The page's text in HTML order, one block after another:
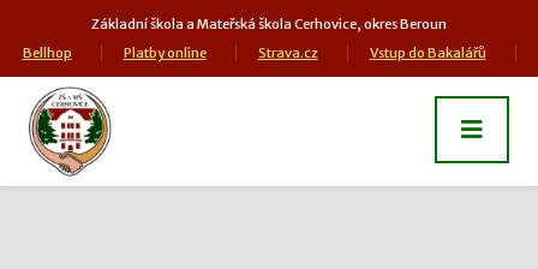
Základní škola a Mateřská škola Cerhovice, okres Beroun
Bellhop
Platby online Strava.cz Vstup do Bakalářů